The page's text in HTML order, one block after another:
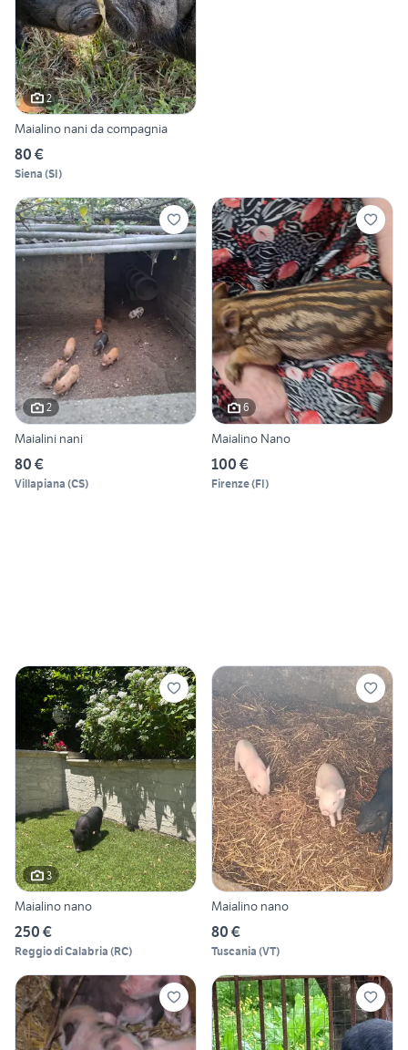
2
Maialino nani da compagnia
80 €
Siena (SI)
2
Maialini nani
80 €
Villapiana (CS)
6
Maialino Nano
100 €
Firenze(FI)
3
Maialino nano
250 €
Reggio di Calabria (RC)
Maialino nano
80 €
Tuscania (VT)